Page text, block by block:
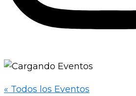
« Todos los Eventos